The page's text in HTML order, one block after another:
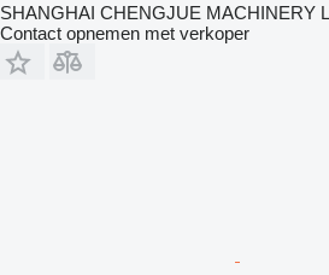
SHANGHAI CHENGJUE MACHINERY
Contact opnemen met verkoper